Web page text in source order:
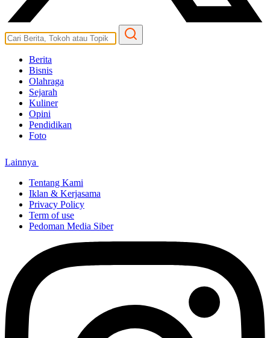
Berita
Bisnis
Olahraga
Sejarah
Kuliner
Opini
Pendidikan
Foto
Lainnya
Tentang Kami
Iklan & Kerjasama
Privacy Policy
Term of use
Pedoman Media Siber